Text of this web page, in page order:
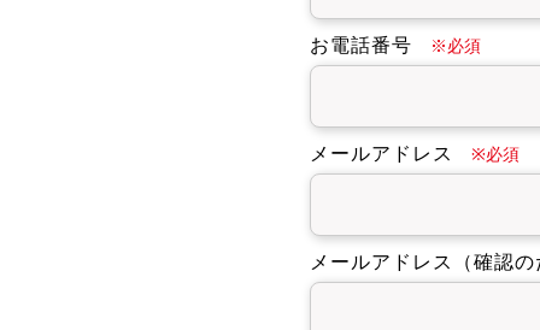
お電話番号 ※必須
メールアドレス ※必須
メールアドレス（確認